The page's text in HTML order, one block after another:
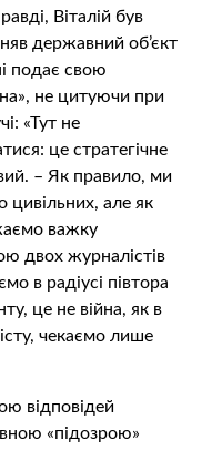
Віталій був
державний об’єкт
подає свою
не цитуючи при
«Тут не
це стратегічне
– Як правило, ми
цивільних, але як
важку
двох журналістів
в радіусі півтора
це не війна, як в
чекаємо лише
відповідей
«підозрою»